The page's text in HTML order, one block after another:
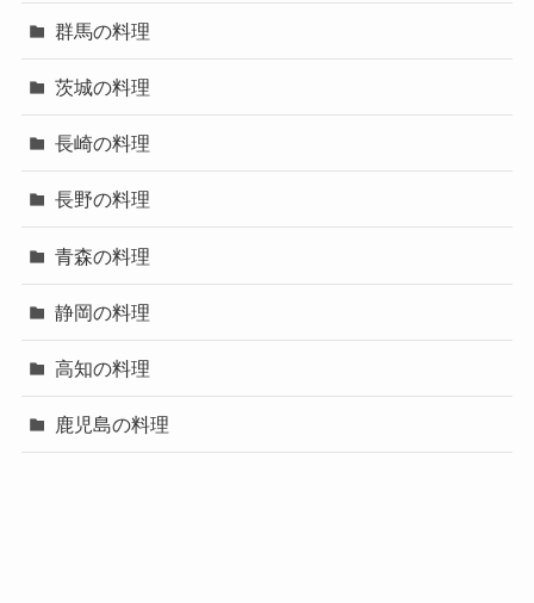
群馬の料理
茨城の料理
長崎の料理
長野の料理
青森の料理
静岡の料理
高知の料理
鹿児島の料理